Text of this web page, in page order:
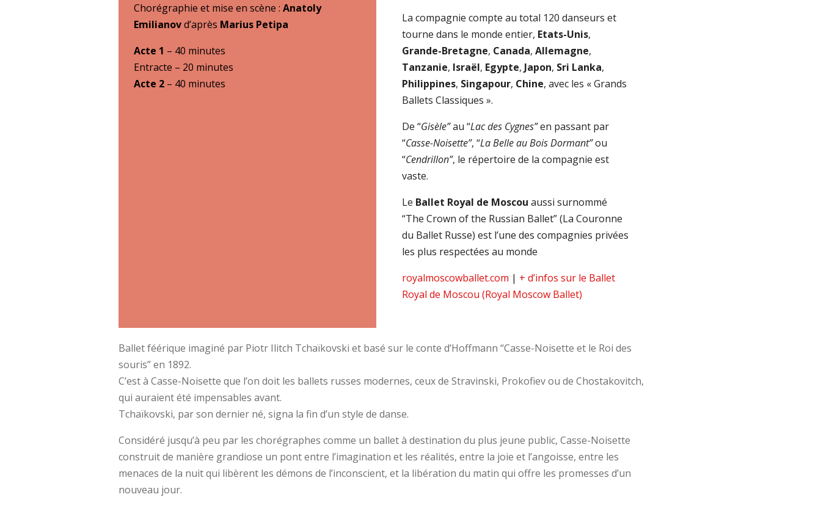
Chorégraphie et mise en scène :Anatoly
Emilianovd’après Marius Petipa
Acte 1 – 40 minutes
Entracte – 20 minutes
Acte 2 – 40 minutes
La compagnie compte au total 120 danseurs et
tourne dans le monde entier, Etats-Unis,
Grande-Bretagne, Canada,Allemagne,
Tanzanie, Israël, Egypte, Japon, Sri Lanka,
Philippines, Singapour, Chine, avec les « Grands
Ballets Classiques ».
De “Gisèle”au “Lac des Cygnes”en passant par
“Casse-Noisette”, “La Belle au Bois Dormant”ou
“Cendrillon”, le répertoire de la compagnie est
vaste.
Le Ballet Royal de Moscou aussi surnommé
“The Crown of the Russian Ballet” (La Couronne
du Ballet Russe) est l’une des compagnies privées
les plus respectées au monde
royalmoscowballet.com | + d’infos sur le Ballet
Royal de Moscou (Royal Moscow Ballet)
Ballet féérique imaginé par Piotr Ilitch Tchaïkovski et basé sur le conte d’Hoffmann “Casse-Noisette et le Roi des
souris” en 1892.
C’est à Casse-Noisette que l’on doit les ballets russes modernes, ceux de Stravinski, Prokofiev ou de Chostakovitch,
qui auraient été impensables avant.
Tchaïkovski, par son dernier né, signa la fin d’un style de danse.
Considéré jusqu’à peu par les chorégraphes comme un ballet à destination du plus jeune public, Casse-Noisette
construit de manière grandiose un pont entre l’imagination et les réalités, entre la joie et l’angoisse, entre les
menaces de la nuit qui libèrent les démons de l’inconscient, et la libération du matin qui offre les promesses d’un
nouveau jour.